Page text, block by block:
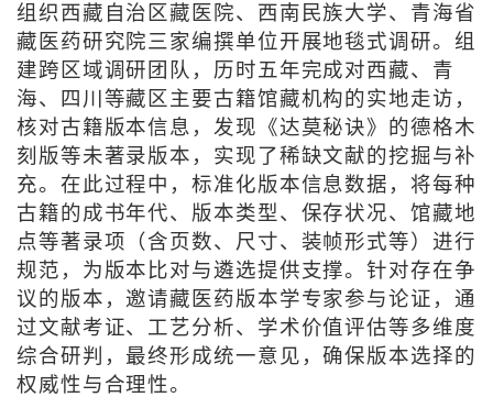
组织西藏自治区藏医院、西南民族大学、青海省
藏医药研究院三家编撰单位开展地毯式调研。组
建跨区域调研团队，历时五年完成对西藏、青
海、四川等藏区主要古籍馆藏机构的实地走访，
核对古籍版本信息，发现《达莫秘诀》的德格木
刻版等未著录版本，实现了稀缺文献的挖掘与补
充。在此过程中，标准化版本信息数据，将每种
古籍的成书年代、版本类型、保存状况、馆藏地
点等著录项（含页数、尺寸、装帧形式等）进行
规范，为版本比对与遴选提供支撑。针对存在争
议的版本，邀请藏医药版本学专家参与论证，通
过文献考证、工艺分析、学术价值评估等多维度
综合研判，最终形成统一意见，确保版本选择的
权威性与合理性。